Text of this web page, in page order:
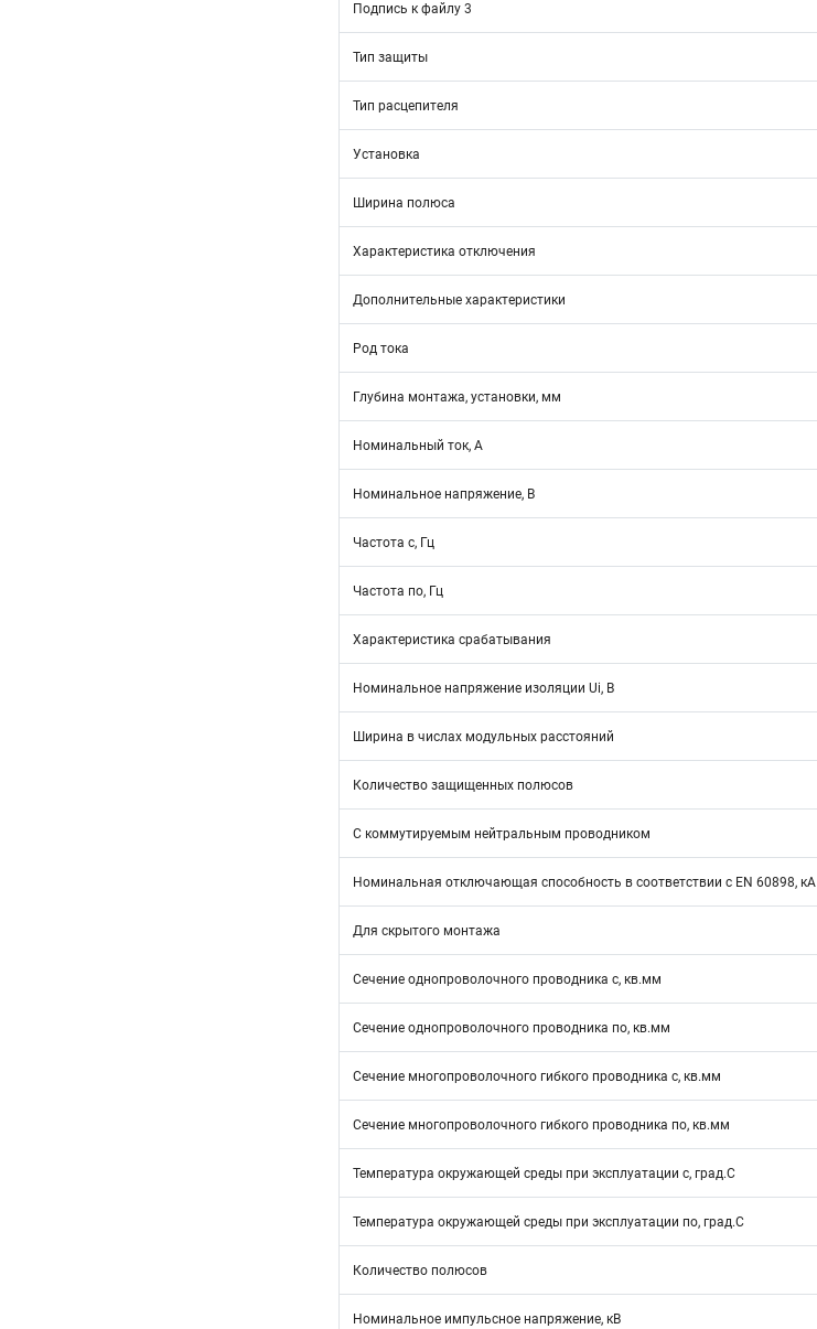
Подпись к файлу 3
Тип защиты
Тип расцепителя
Установка
Ширина полюса
Характеристика отключения
Дополнительные характеристики
Род тока
Глубина монтажа, установки, мм
Номинальный ток, А
Номинальное напряжение, В
Частота с, Гц
Частота по, Гц
Характеристика срабатывания
Номинальное напряжение изоляции Ui, В
Ширина в числах модульных расстояний
Количество защищенных полюсов
С коммутируемым нейтральным проводником
Номинальная отключающая способность в соответствии с EN 60898, кА
Для скрытого монтажа
Сечение однопроволочного проводника с, кв.мм
Сечение однопроволочного проводника по, кв.мм
Сечение многопроволочного гибкого проводника с, кв.мм
Сечение многопроволочного гибкого проводника по, кв.мм
Температура окружающей среды при эксплуатации с, град.C
Температура окружающей среды при эксплуатации по, град.C
Количество полюсов
Номинальное импульсное напряжение, кВ